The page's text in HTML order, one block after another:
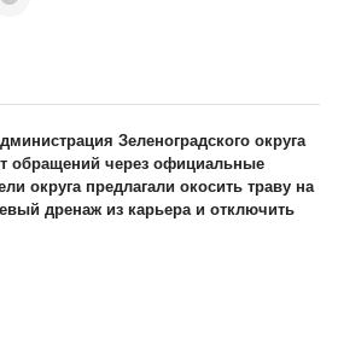
Зеленоградского округа
обращений через официальные
округа предлагали окосить траву на
дренаж из карьера и отключить